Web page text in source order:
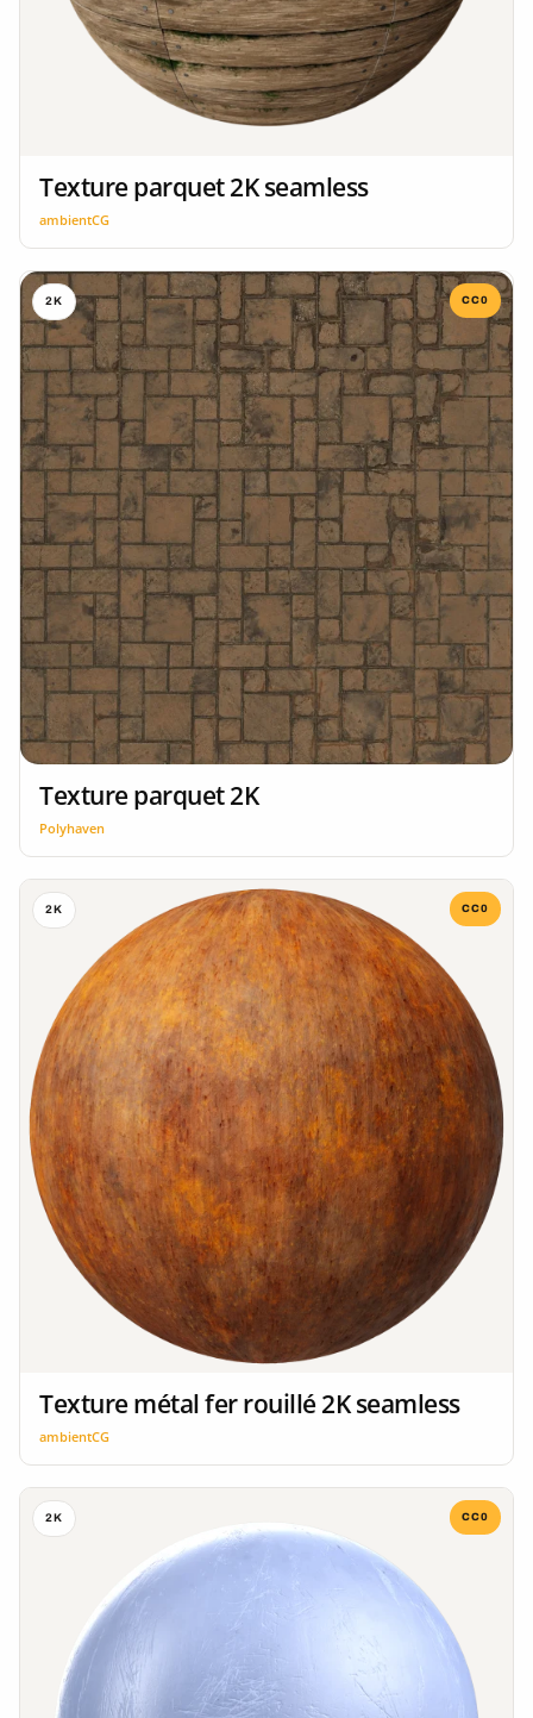
Texture parquet 2K seamless
ambientCG
2K CC0
Texture parquet 2K
Polyhaven
2K CC0
Texture métal fer rouillé 2K seamless
ambientCG
2K CC0